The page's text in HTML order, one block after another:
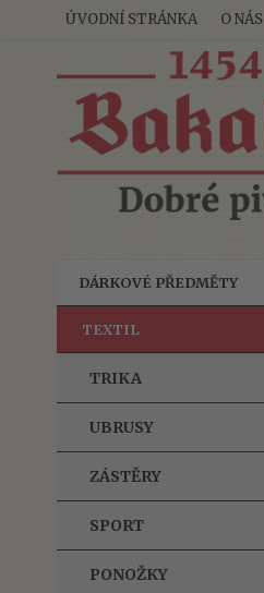
ÚVODNÍ STRÁNKA O NÁS
DÁRKOVÉ PŘEDMĚTY
TEXTIL
TRIKA
UBRUSY
ZÁSTĚRY
SPORT
PONOŽKY